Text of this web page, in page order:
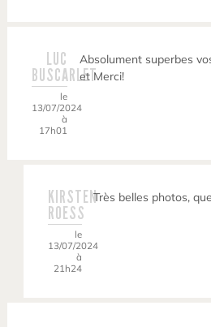
LUC
BUSCARLET
le
13/07/2024
à
17h01
Absolument superbes
et Merci!
KIRSTEN
ROESS
le
13/07/2024
à
21h24
Très belles photos,